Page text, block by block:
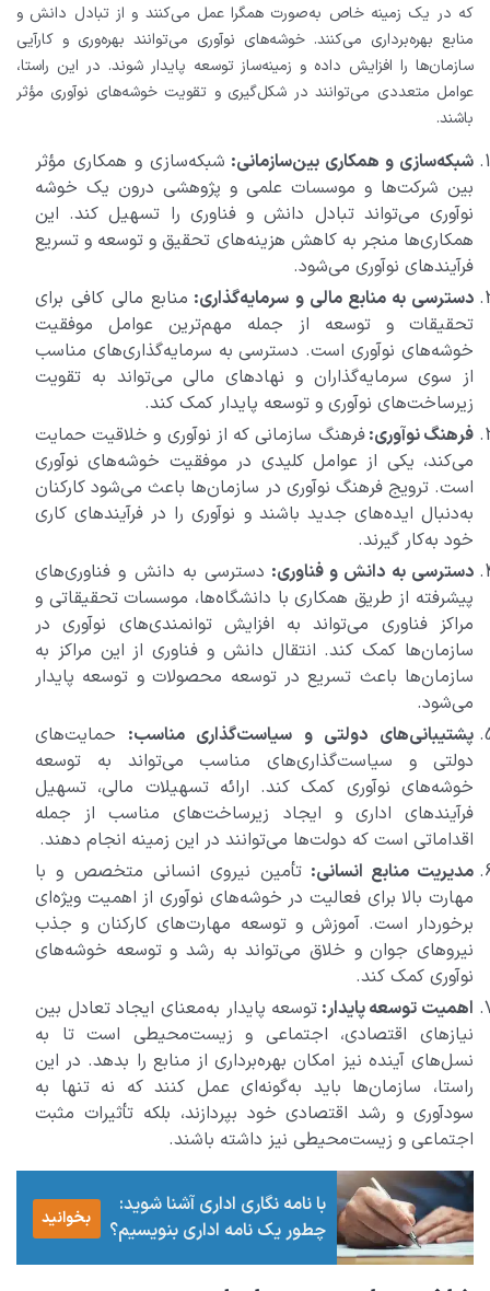
که در یک زمینه خاص به‌صورت همگرا عمل می‌کنند و از تبادل دانش و
منابع بهره‌برداری می‌کنند. خوشه‌های نوآوری می‌توانند بهره‌وری و کارآیی
سازمان‌ها را افزایش داده و زمینه‌ساز توسعه پایدار شوند. در این راستا،
عوامل متعددی می‌توانند در شکل‌گیری و تقویت خوشه‌های نوآوری مؤثر
باشند.
شبکه‌سازی و همکاری بین‌سازمانی: شبکه‌سازی و همکاری مؤثر
بین شرکت‌ها و موسسات علمی و پژوهشی درون یک خوشه
نوآوری می‌تواند تبادل دانش و فناوری را تسهیل کند. این
همکاری‌ها منجر به کاهش هزینه‌های تحقیق و توسعه و تسریع
فرآیندهای نوآوری می‌شود.
دسترسی به منابع مالی و سرمایه‌گذاری: منابع مالی کافی برای
تحقیقات و توسعه از جمله مهم‌ترین عوامل موفقیت
خوشه‌های نوآوری است. دسترسی به سرمایه‌گذاری‌های مناسب
از سوی سرمایه‌گذاران و نهادهای مالی می‌تواند به تقویت
زیرساخت‌های نوآوری و توسعه پایدار کمک کند.
فرهنگ نوآوری:فرهنگ سازمانی که از نوآوری و خلاقیت حمایت
می‌کند، یکی از عوامل کلیدی در موفقیت خوشه‌های نوآوری
است. ترویج فرهنگ نوآوری در سازمان‌ها باعث می‌شود کارکنان
به‌دنبال ایده‌های جدید باشند و نوآوری را در فرآیندهای کاری
خود به‌کار گیرند.
دسترسی به دانش و فناوری: دسترسی به دانش و فناوری‌های
پیشرفته از طریق همکاری با دانشگاه‌ها، موسسات تحقیقاتی و
مراکز فناوری می‌تواند به افزایش توانمندی‌های نوآوری در
سازمان‌ها کمک کند. انتقال دانش و فناوری از این مراکز به
سازمان‌ها باعث تسریع در توسعه محصولات و توسعه پایدار
می‌شود.
پشتیبانی‌های دولتی و سیاست‌گذاری مناسب: حمایت‌های
دولتی و سیاست‌گذاری‌های مناسب می‌تواند به توسعه
خوشه‌های نوآوری کمک کند. ارائه تسهیلات مالی، تسهیل
فرآیندهای اداری و ایجاد زیرساخت‌های مناسب از جمله
اقداماتی است که دولت‌ها می‌توانند در این زمینه انجام دهند.
مدیریت منابع انسانی: تأمین نیروی انسانی متخصص و با
مهارت بالا برای فعالیت در خوشه‌های نوآوری از اهمیت ویژه‌ای
برخوردار است. آموزش و توسعه مهارت‌های کارکنان و جذب
نیروهای جوان و خلاق می‌تواند به رشد و توسعه خوشه‌های
نوآوری کمک کند.
اهمیت توسعه پایدار: توسعه پایدار به‌معنای ایجاد تعادل بین
نیازهای اقتصادی، اجتماعی و زیست‌محیطی است تا به
نسل‌های آینده نیز امکان بهره‌برداری از منابع را بدهد. در این
راستا، سازمان‌ها باید به‌گونه‌ای عمل کنند که نه تنها به
سودآوری و رشد اقتصادی خود بپردازند، بلکه تأثیرات مثبت
اجتماعی و زیست‌محیطی نیز داشته باشند.
با نامه نگاری اداری آشنا شوید:
چطور یک نامه اداری بنویسیم؟
بخوانید